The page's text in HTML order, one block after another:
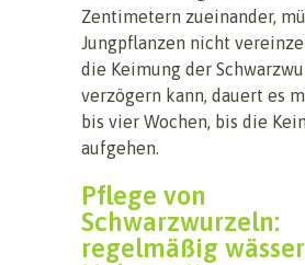
Zentimetern zueinander,
Jungpflanzen nicht
die Keimung der
verzögern kann, dauert es
bis vier Wochen, bis die
aufgehen.
Pflege von
Schwarzwurzeln:
regelmäßig